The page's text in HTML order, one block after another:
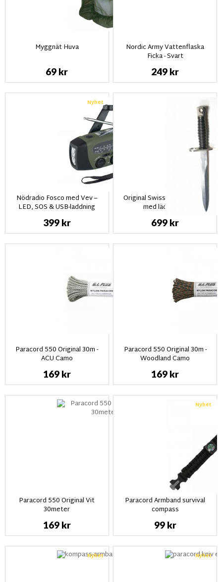
Myggnät Huva
69 kr
Nordic Army Vattenflaska
Ficka - Svart
249 kr
Nyhet
Nödradio Fosco med Vev –
LED, SOS & USB-laddning
399 kr
Original Swiss M-57 Bajonet
med läderslida
699 kr
Paracord 550 Original 30m -
ACU Camo
169 kr
Paracord 550 Original 30m -
Woodland Camo
169 kr
Paracord 550 Original Vit
30meter
169 kr
Nyhet
Paracord Armband survival
compass
99 kr
Nyhet Nyhet